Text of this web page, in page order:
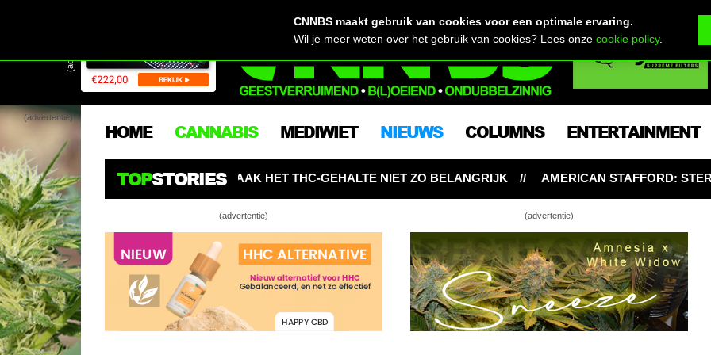
(advertentie)
(advertentie)
HOME CANNABIS MEDIWIET NIEUWS COLUMNS ENTERTAINMENT
TOPSTORIES
WIET? MAAK HET THC-GEHALTE NIET ZO BELANGRIJK AMERICAN STAFFORD: STERKE SATIVA-HYBRIDE
(advertentie) (advertentie)
Canadezen kopen nu al meerderheid van ingelote wietproef-
teler Leli Holland
Vietnamese wietsmokkelaar in UK komt niet weg met
CNNBS maakt gebruik van cookies voor een optimale ervaring.
Wil je meer weten over het gebruik van cookies? Lees onzecookie policy.